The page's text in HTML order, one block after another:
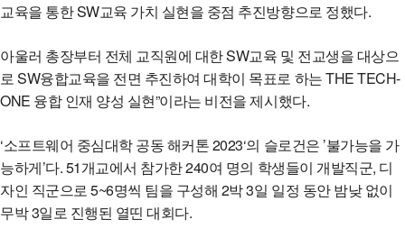
교육을 통한 SW교육 가치 실현을 중점 추진방향으로 정했다.
아울러 총장부터 전체 교직원에 대한 SW교육 및 전교생을 대상으
로 SW융합교육을 전면 추진하여 대학이 목표로 하는 THE TECH-
ONE 융합 인재 양성 실현”이라는 비전을 제시했다.
‘소프트웨어 중심대학 공동 해커톤 2023‘의 슬로건은 ’불가능을 가
능하게’다. 51개교에서 참가한 240여 명의 학생들이 개발직군, 디
자인 직군으로 5~6명씩 팀을 구성해 2박 3일 일정 동안 밤낮 없이
무박 3일로 진행된 열띤 대회다.